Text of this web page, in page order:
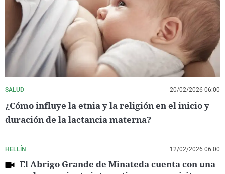
SALUD 20/02/2026 06:00
¿Cómo influye la etnia y la religión en el inicio y
duración de la lactancia materna?
HELLÍN 12/02/2026 06:00
El Abrigo Grande de Minateda cuenta con una